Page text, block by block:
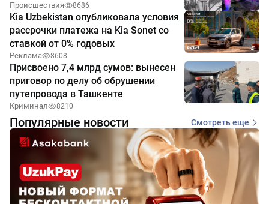
Происшествия 8686
Kia Uzbekistan опубликовала условия
рассрочки платежа на Kia Sonet со
ставкой от 0% годовых
Реклама 8608
Присвоено 7,4 млрд сумов: вынесен
приговор по делу об обрушении
путепровода в Ташкенте
Криминал 8210
Популярные новости Смотреть еще